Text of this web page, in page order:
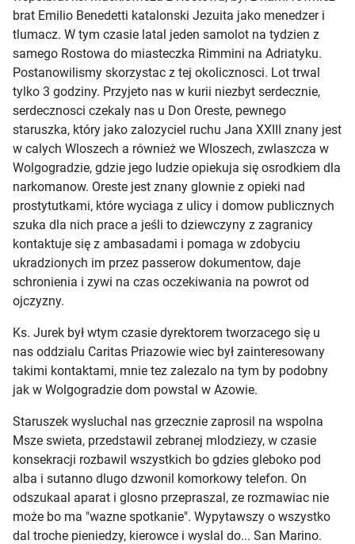
brat Emilio Benedetti katalonski Jezuita jako menedzer i
tlumacz. W tym czasie latal jeden samolot na tydzien z
samego Rostowa do miasteczka Rimmini na Adriatyku.
Postanowilismy skorzystac z tej okolicznosci. Lot trwal
tylko 3 godziny. Przyjeto nas w kurii niezbyt serdecznie,
serdecznosci czekaly nas u Don Oreste, pewnego
staruszka, który jako zalozyciel ruchu Jana XXIII znany jest
w calych Wloszech a również we Wloszech, zwlaszcza w
Wolgogradzie, gdzie jego ludzie opiekuja się osrodkiem dla
narkomanow. Oreste jest znany glownie z opieki nad
prostytutkami, które wyciaga z ulicy i domow publicznych
szuka dla nich prace a jeśli to dziewczyny z zagranicy
kontaktuje się z ambasadami i pomaga w zdobyciu
ukradzionych im przez passerow dokumentow, daje
schronienia i zywi na czas oczekiwania na powrot od
ojczyzny.
Ks. Jurek był wtym czasie dyrektorem tworzacego się u
nas oddzialu Caritas Priazowie wiec był zainteresowany
takimi kontaktami, mnie tez zalezalo na tym by podobny
jak w Wolgogradzie dom powstal w Azowie.
Staruszek wysluchal nas grzecznie zaprosil na wspolna
Msze swieta, przedstawil zebranej mlodziezy, w czasie
konsekracji rozbawil wszystkich bo gdzies gleboko pod
alba i sutanno dlugo dzwonil komorkowy telefon. On
odszukaal aparat i glosno przepraszal, ze rozmawiac nie
może bo ma "wazne spotkanie". Wypytawszy o wszystko
dal troche pieniedzy, kierowce i wyslal do... San Marino.